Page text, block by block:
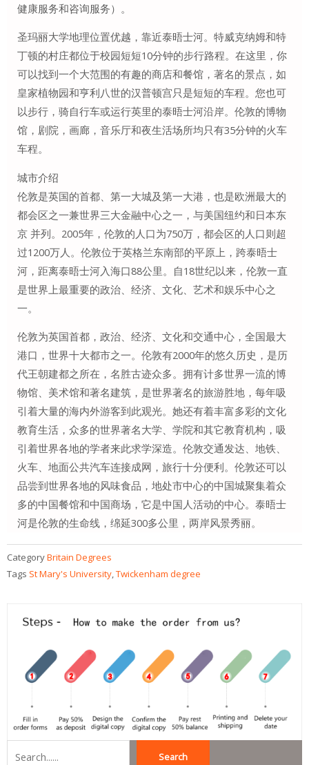
健康服务和咨询服务）。
圣玛丽大学地理位置优越，靠近泰晤士河。特威克纳姆和特
丁顿的村庄都位于校园短短10分钟的步行路程。在这里，你
可以找到一个大范围的有趣的商店和餐馆，著名的景点，如
皇家植物园和亨利八世的汉普顿宫只是短短的车程。您也可
以步行，骑自行车或运行英里的泰晤士河沿岸。伦敦的博物
馆，剧院，画廊，音乐厅和夜生活场所均只有35分钟的火车
车程。
城市介绍
伦敦是英国的首都、第一大城及第一大港，也是欧洲最大的
都会区之一兼世界三大金融中心之一，与美国纽约和日本东
京 并列。2005年，伦敦的人口为750万，都会区的人口则超
过1200万人。伦敦位于英格兰东南部的平原上，跨泰晤士
河，距离泰晤士河入海口88公里。自18世纪以来，伦敦一直
是世界上最重要的政治、经济、文化、艺术和娱乐中心之
一。
伦敦为英国首都，政治、经济、文化和交通中心，全国最大
港口，世界十大都市之一。伦敦有2000年的悠久历史，是历
代王朝建都之所在，名胜古迹众多。拥有计多世界一流的博
物馆、美术馆和著名建筑，是世界著名的旅游胜地，每年吸
引着大量的海内外游客到此观光。她还有着丰富多彩的文化
教育生活，众多的世界著名大学、学院和其它教育机构，吸
引着世界各地的学者来此求学深造。伦敦交通发达、地铁、
火车、地面公共汽车连接成网，旅行十分便利。伦敦还可以
品尝到世界各地的风味食品，地处市中心的中国城聚集着众
多的中国餐馆和中国商场，它是中国人活动的中心。泰晤士
河是伦敦的生命线，绵延300多公里，两岸风景秀丽。
CategoryBritain Degrees
Tags St Mary's University,Twickenham degree
Search